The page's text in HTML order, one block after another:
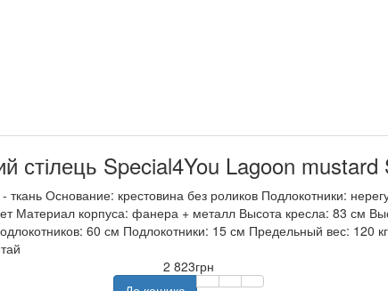
стілець Special4You Lagoon mustard
Основание: крестовина без роликов Подлокотники:
Материал корпуса: фанера + металл Высота кресла: 83 см
60 см Подлокотники: 15 см Предельный вес: 120 кг
2 823грн